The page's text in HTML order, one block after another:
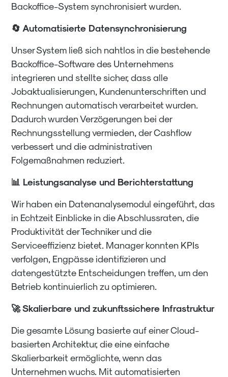
Backoffice-System synchronisiert wurden.
🔄 Automatisierte Datensynchronisierung
Unser System ließ sich nahtlos in die bestehende
Backoffice-Software des Unternehmens
integrieren und stellte sicher, dass alle
Jobaktualisierungen, Kundenunterschriften und
Rechnungen automatisch verarbeitet wurden.
Dadurch wurden Verzögerungen bei der
Rechnungsstellung vermieden, der Cashflow
verbessert und die administrativen
Folgemaßnahmen reduziert.
📊 Leistungsanalyse und Berichterstattung
Wir haben ein Datenanalysemodul eingeführt, das
in Echtzeit Einblicke in die Abschlussraten, die
Produktivität der Techniker und die
Serviceeffizienz bietet. Manager konnten KPIs
verfolgen, Engpässe identifizieren und
datengestützte Entscheidungen treffen, um den
Betrieb kontinuierlich zu optimieren.
🚀 Skalierbare und zukunftssichere Infrastruktur
Die gesamte Lösung basierte auf einer Cloud-
basierten Architektur, die eine einfache
Skalierbarkeit ermöglichte, wenn das
Unternehmen wuchs. Mit automatisierten